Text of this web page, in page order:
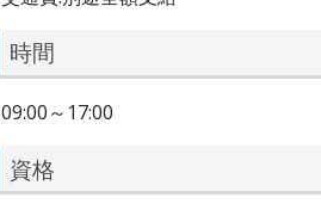
時間
09:00～17:00
資格